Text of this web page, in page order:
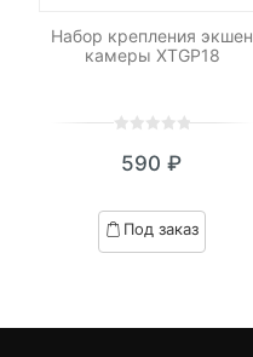
Набор крепления экшен
камеры XTGP18
out
based
on
590 ₽
Под заказ